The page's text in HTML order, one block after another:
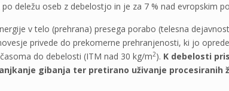
deležu oseb z debelostjo in je za 7 % nad evropskim
v telo (prehrana) presega porabo (telesna
privede do prekomerne prehranjenosti, ki jo
do debelosti (ITM nad 30 kg/m2). K debelosti
gibanja ter pretirano uživanje procesiranih